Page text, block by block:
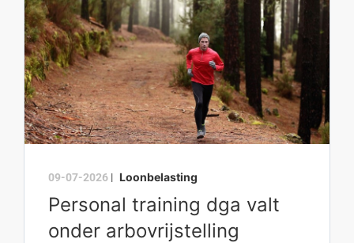
09-07-2026 | Loonbelasting
Personal training dga valt
onder arbovrijstelling